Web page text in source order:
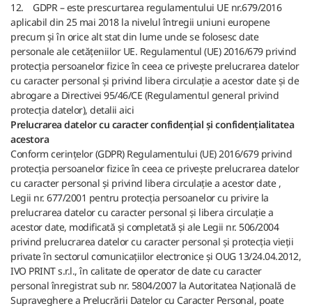
12.
GDPR – este prescurtarea regulamentului UE nr.679/2016
aplicabil din 25 mai 2018 la nivelul întregii uniuni europene
precum și în orice alt stat din lume unde se folosesc date
personale ale cetățeniilor UE. Regulamentul (UE) 2016/679 privind
protecția persoanelor fizice în ceea ce privește prelucrarea datelor
cu caracter personal și privind libera circulație a acestor date și de
abrogare a Directivei 95/46/CE (Regulamentul general privind
protecția datelor), detalii aici
Prelucrarea datelor cu caracter confidențial și confidențialitatea
acestora
Conform cerințelor (GDPR) Regulamentului (UE) 2016/679 privind
protecția persoanelor fizice în ceea ce privește prelucrarea datelor
cu caracter personal și privind libera circulație a acestor date ,
Legii nr. 677/2001 pentru protecția persoanelor cu privire la
prelucrarea datelor cu caracter personal și libera circulație a
acestor date, modificată și completată și ale Legii nr. 506/2004
privind prelucrarea datelor cu caracter personal și protecția vieții
private în sectorul comunicațiilor electronice și OUG 13/24.04.2012,
IVO PRINT s.r.l., în calitate de operator de date cu caracter
personal înregistrat sub nr. 5804/2007 la Autoritatea Națională de
Supraveghere a Prelucrării Datelor cu Caracter Personal, poate